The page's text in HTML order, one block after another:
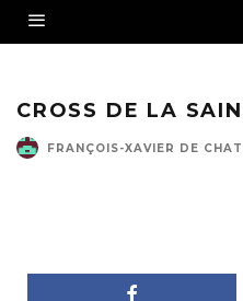
CROSS DE LA
FRANÇOIS-XAVIER DE